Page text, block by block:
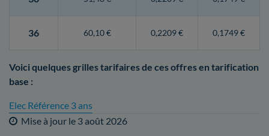
36 60,10 € 0,2209 € 0,1749 €
Voici quelques grilles tarifaires de ces offres en tarification
base :
Elec Référence 3 ans
Mise à jour le 3 août 2026